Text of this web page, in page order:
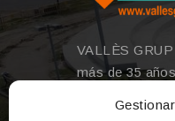
VALLÈS
más de 35